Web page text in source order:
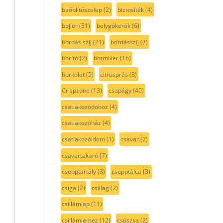
beőblítőszelep(2) biztosíték(4)
bojler(31) bolygókerék(6)
bordás szíj (21) bordásszíj (7)
borító(2) botmixer(16)
burkolat(5) citrusprés (3)
Crispzone (13) csapágy(40)
csatlakozódoboz (4)
csatlakozóház (4)
csatlakozóidom(1) csavar(7)
csavartakaró(7)
csepptartály(3) csepptálca (3)
csiga (2) csillag(2)
csillámlap(11)
csillámlemez (12) csúszka (2)